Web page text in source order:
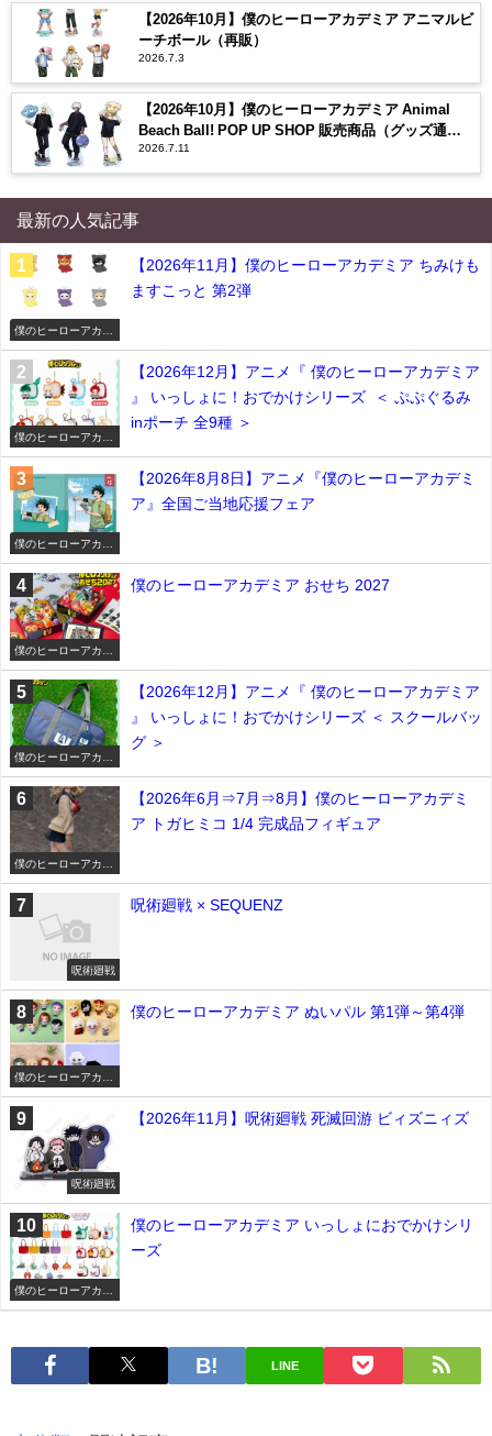
【2026年10月】僕のヒーローアカデミア アニマルビ
ーチボール（再販）
2026.7.3
【2026年10月】僕のヒーローアカデミア Animal
Beach Ball! POP UP SHOP 販売商品（グッズ通
販）
2026.7.11
最新の人気記事
僕のヒーローアカデ
【2026年11月】僕のヒーローアカデミア ちみけも
ますこっと 第2弾
僕のヒーローアカデ
【2026年12月】アニメ『 僕のヒーローアカデミア
』 いっしょに！おでかけシリーズ ＜ ぷぷぐるみ
inポーチ 全9種 ＞
僕のヒーローアカデ
【2026年8月8日】アニメ『僕のヒーローアカデミ
ア』全国ご当地応援フェア
僕のヒーローアカデ
僕のヒーローアカデミア おせち 2027
僕のヒーローアカデ
【2026年12月】アニメ『 僕のヒーローアカデミア
』 いっしょに！おでかけシリーズ ＜ スクールバッ
グ ＞
僕のヒーローアカデ
【2026年6月⇒7月⇒8月】僕のヒーローアカデミ
ア トガヒミコ 1/4 完成品フィギュア
呪術廻戦
呪術廻戦 × SEQUENZ
僕のヒーローアカデ
僕のヒーローアカデミア ぬいパル 第1弾～第4弾
呪術廻戦
【2026年11月】呪術廻戦 死滅回游 ビィズニィズ
僕のヒーローアカデ
僕のヒーローアカデミア いっしょにおでかけシリ
ーズ
LINE